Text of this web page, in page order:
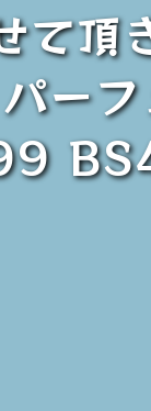
頂
ー